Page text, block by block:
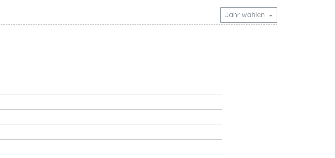
Jahr wählen